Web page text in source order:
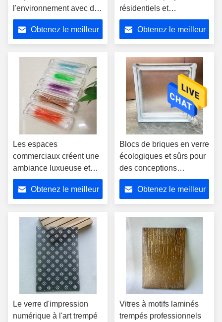
l'environnement avec des
blocs de briques de verre
qui améliorent la lumière
naturelle et réduisent la
consommation d'énergie
Obtenez le meilleur
résidentiels et
commerciaux
Obtenez le meilleur
Les espaces
commerciaux créent une
ambiance luxueuse et
unique avec les blocs de
briques de verre
Obtenez le meilleur
Blocs de briques en verre
écologiques et sûrs pour
des conceptions
élégantes et durables
Obtenez le meilleur
Le verre d'impression
numérique à l'art trempé
Vitres à motifs laminés
trempés professionnels